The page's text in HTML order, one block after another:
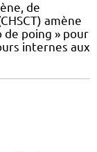
de
amène
de poing » pour
internes aux